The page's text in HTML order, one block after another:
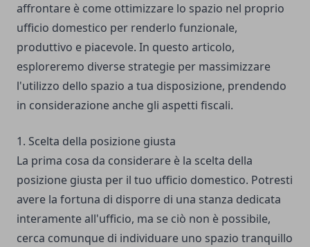
affrontare è come ottimizzare lo spazio nel proprio
ufficio domestico per renderlo funzionale,
produttivo e piacevole. In questo articolo,
esploreremo diverse strategie per massimizzare
l'utilizzo dello spazio a tua disposizione, prendendo
in considerazione anche gli aspetti fiscali.
1. Scelta della posizione giusta
La prima cosa da considerare è la scelta della
posizione giusta per il tuo ufficio domestico. Potresti
avere la fortuna di disporre di una stanza dedicata
interamente all'ufficio, ma se ciò non è possibile,
cerca comunque di individuare uno spazio tranquillo